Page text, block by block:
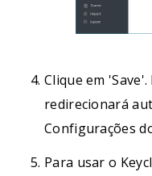
Clique em
redirecionará
Configurações
Para usar o